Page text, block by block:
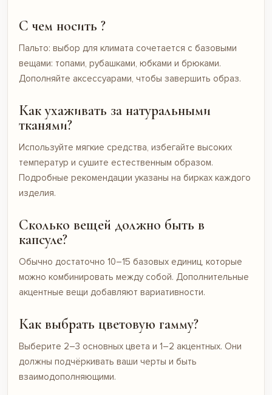
С чем носить ?
Пальто: выбор для климата сочетается с базовыми
вещами: топами, рубашками, юбками и брюками.
Дополняйте аксессуарами, чтобы завершить образ.
Как ухаживать за натуральными
тканями?
Используйте мягкие средства, избегайте высоких
температур и сушите естественным образом.
Подробные рекомендации указаны на бирках каждого
изделия.
Сколько вещей должно быть в
капсуле?
Обычно достаточно 10–15 базовых единиц, которые
можно комбинировать между собой. Дополнительные
акцентные вещи добавляют вариативности.
Как выбрать цветовую гамму?
Выберите 2–3 основных цвета и 1–2 акцентных. Они
должны подчёркивать ваши черты и быть
взаимодополняющими.